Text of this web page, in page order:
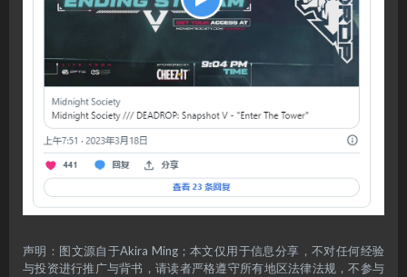
声明：图文源自于Akira Ming；本文仅用于信息分享，不对任何经验
与投资进行推广与背书，请读者严格遵守所有地区法律法规，不参与